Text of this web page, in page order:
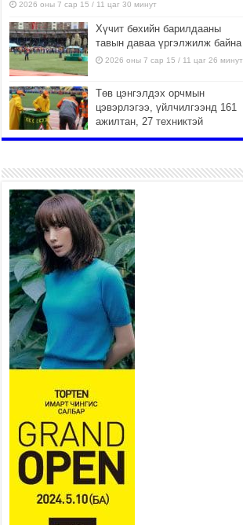
2026 оны 7 сар 15 / 11 цаг 30 минут
Хүчит бөхийн барилдааны
тавын даваа үргэлжилж байна
2026 оны 7 сар 15 / 11 цаг 26 минут
Төв цэнгэлдэх орчмын
цэвэрлэгээ, үйлчилгээнд 161
ажилтан, 27 техниктэй
ажиллаж байна
Наадмын амралтын өдрүүдэд
нийслэлийн эрүүл мэндийн
байгууллагууд дараах
хуваарийн дагуу ажиллана
2026 оны 7 сар 15 / 11 цаг 18 минут
Үндэсний их баяр наадам
эхэллээ
2026 оны 7 сар 15 / 11 цаг 14 минут
Үер усны аюулаас сэргийлж, нийслэлийн Онцгой
байдлын газрын 162 алба хаагч үүрэг гүйцэтгэж
байна
2026 оны 7 сар 15 / 11 цаг 07 минут
Үндэсний их сурын харваанд 850 харваач цэц
мэргэнээ сорьж байна
2026 оны 7 сар 15 / 11 цаг 03 минут
Төв цэнгэлдэхийн эргэн тойронд
2026 оны 7 сар 15 / 10 цаг 58 минут
Үндэсний их баяр наадмын шагайн харваа
насанд хүрэгчдийн багийн харваагаар
үргэлжилж байна